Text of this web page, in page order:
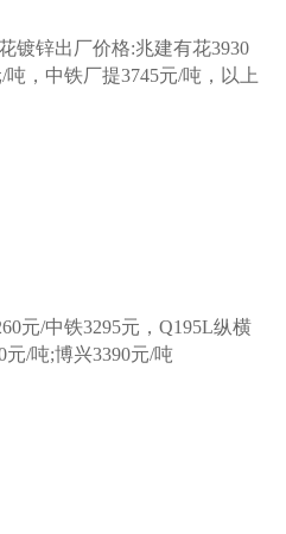
镀锌出厂价格:兆建有花3930
，中铁厂提3745元/吨，以上
元/中铁3295元，Q195L纵横
元/吨;博兴3390元/吨